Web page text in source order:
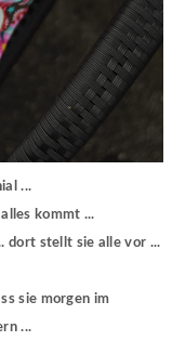
...
kommt ...
dort stellt sie alle vor ...
sie morgen im
...